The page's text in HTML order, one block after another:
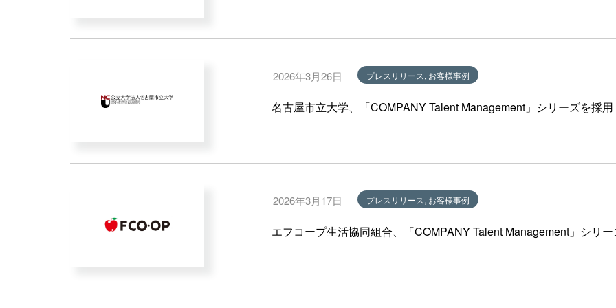
2026年3月26日 プレスリリース, お客様事例
名古屋市立大学、「COMPANY Talent Management」シリーズを採用
2026年3月17日 プレスリリース, お客様事例
エフコープ生活協同組合、「COMPANY Talent Management」シリ